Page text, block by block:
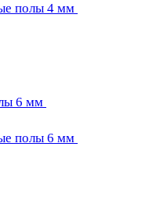
полы 4 мм
6 мм
полы 6 мм